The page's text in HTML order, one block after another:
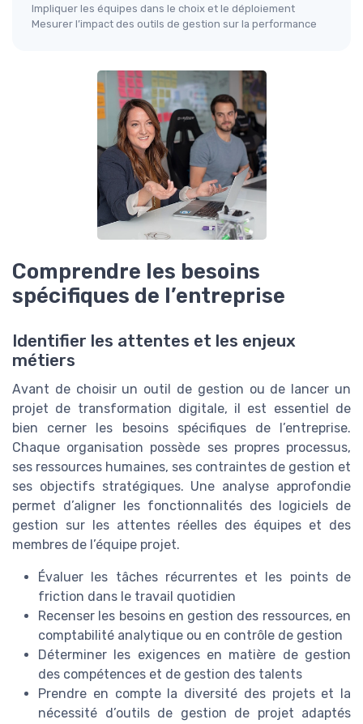
Impliquer les équipes dans le choix et le déploiement
Mesurer l’impact des outils de gestion sur la performance
Comprendre les besoins
spécifiques de l’entreprise
Identifier les attentes et les enjeux
métiers
Avant de choisir un outil de gestion ou de lancer un
projet de transformation digitale, il est essentiel de
bien cerner les besoins spécifiques de l’entreprise.
Chaque organisation possède ses propres processus,
ses ressources humaines, ses contraintes de gestion et
ses objectifs stratégiques. Une analyse approfondie
permet d’aligner les fonctionnalités des logiciels de
gestion sur les attentes réelles des équipes et des
membres de l’équipe projet.
Évaluer les tâches récurrentes et les points de
friction dans le travail quotidien
Recenser les besoins en gestion des ressources, en
comptabilité analytique ou en contrôle de gestion
Déterminer les exigences en matière de gestion
des compétences et de gestion des talents
Prendre en compte la diversité des projets et la
nécessité d’outils de gestion de projet adaptés